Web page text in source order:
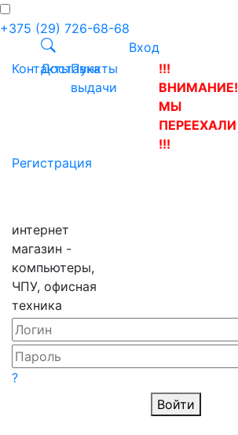
+375 (29) 726-68-68
Вход
КонтактыДоставка
Пункты
выдачи
!!!
ВНИМАНИЕ!
МЫ
ПЕРЕЕХАЛИ
!!!
Регистрация
интернет
магазин -
компьютеры,
ЧПУ, офисная
техника
?
Войти